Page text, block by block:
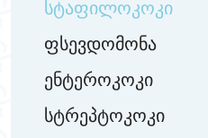
სტაფილოკოკი
ფსევდომონა
ენტეროკოკი
სტრეპტოკოკი